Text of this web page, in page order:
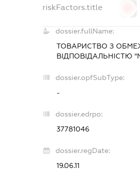
riskFactors.title
dossier.fullName:
ТОВАРИСТВО З
ВІДПОВІДАЛЬНІСТЮ
dossier.opfSubType:
-
dossier.edrpo:
37781046
dossier.regDate:
19.06.11